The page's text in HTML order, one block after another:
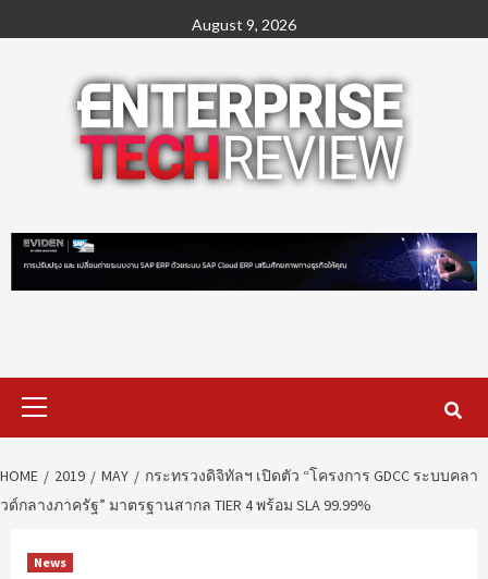
to
August 9, 2026
Primary
Menu
HOME 2019 MAY
กระทรวงดิจิทัลฯ เปิดตัว “โครงการ GDCC ระบบคลา
วด์กลางภาครัฐ” มาตรฐานสากล TIER 4 พร้อม SLA 99.99%
News